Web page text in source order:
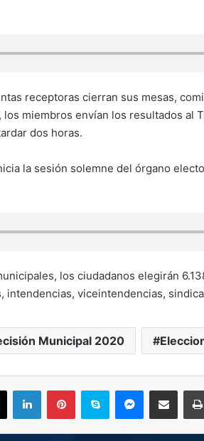
receptoras cierran sus mesas,
miembros envían los resultados al
dos horas.
la sesión solemne del órgano
los ciudadanos elegirán
intendencias, viceintendencias,
Municipal 2020
X LinkedInPinterestSkype Messenger
Compartir por